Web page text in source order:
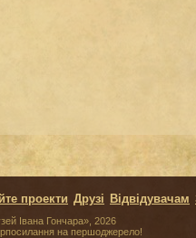
Івана Гончара», 2026
на першоджерело!
проекти Друзі Відвідувачам